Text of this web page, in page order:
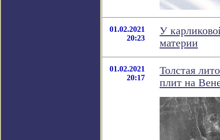
01.02.2021
20:23
У
материи
01.02.2021
20:17
Толстая
плит на